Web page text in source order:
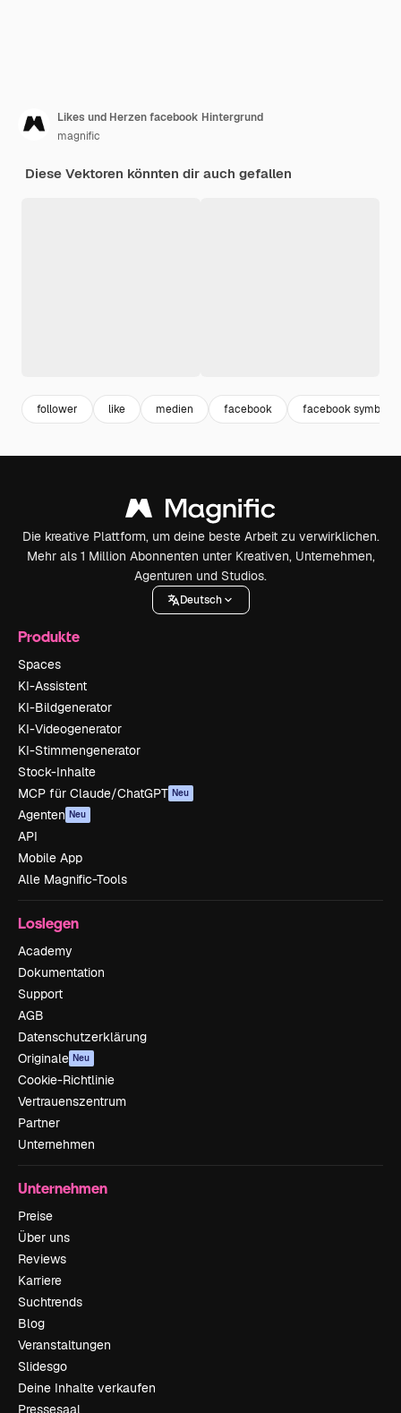
Likes und Herzen facebook Hintergrund
magnific
Diese Vektoren könnten dir auch gefallen
follower like medien facebook facebook symbol
Die kreative Plattform, um deine beste Arbeit zu verwirklichen.
Mehr als 1 Million Abonnenten unter Kreativen, Unternehmen,
Agenturen und Studios.
Deutsch
Produkte
Spaces
KI-Assistent
KI-Bildgenerator
KI-Videogenerator
KI-Stimmengenerator
Stock-Inhalte
MCP für Claude/ChatGPT Neu
Agenten Neu
API
Mobile App
Alle Magnific-Tools
Loslegen
Academy
Dokumentation
Support
AGB
Datenschutzerklärung
Originale Neu
Cookie-Richtlinie
Vertrauenszentrum
Partner
Unternehmen
Unternehmen
Preise
Über uns
Reviews
Karriere
Suchtrends
Blog
Veranstaltungen
Slidesgo
Deine Inhalte verkaufen
Pressesaal